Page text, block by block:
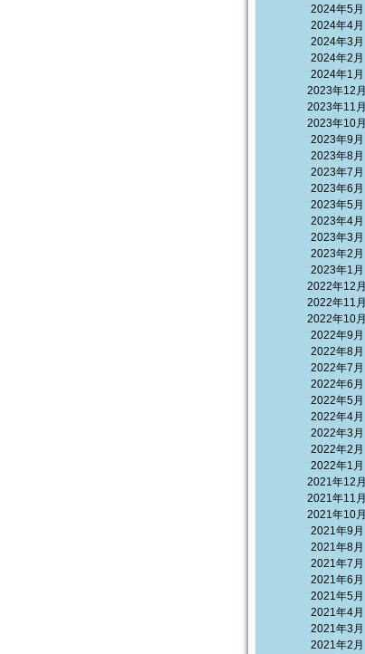
2024年5月
2024年4月
2024年3月
2024年2月
2024年1月
2023年12月
2023年11月
2023年10月
2023年9月
2023年8月
2023年7月
2023年6月
2023年5月
2023年4月
2023年3月
2023年2月
2023年1月
2022年12月
2022年11月
2022年10月
2022年9月
2022年8月
2022年7月
2022年6月
2022年5月
2022年4月
2022年3月
2022年2月
2022年1月
2021年12月
2021年11月
2021年10月
2021年9月
2021年8月
2021年7月
2021年6月
2021年5月
2021年4月
2021年3月
2021年2月